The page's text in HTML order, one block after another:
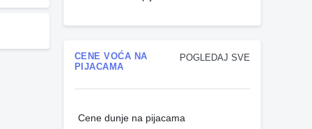
POGLEDAJ SVE
CENE VOĆA NA
PIJACAMA
Cene dunje na pijacama